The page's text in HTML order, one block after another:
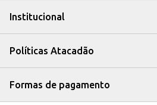
Institucional
Políticas Atacadão
Formas de pagamento